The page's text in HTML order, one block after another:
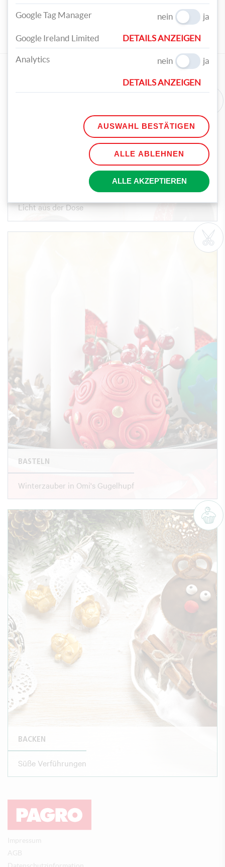
transparent
€ 1,79
Farben
€ 1,69
Vorheriges
Nächstes
Licht aus der Dose
BASTELN
Winterzauber in Omi's Gugelhupf
BACKEN
Süße Verführungen
Impressum
AGB
Google Tag Manager nein ja
Google Ireland Limited DETAILS ANZEIGEN
Analytics nein ja
DETAILS ANZEIGEN
AUSWAHL BESTÄTIGEN
ALLE ABLEHNEN
ALLE AKZEPTIEREN